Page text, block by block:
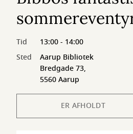
Tid
13:00 - 14:00
Sted
Aarup Bibliotek
Bredgade 73,
5560 Aarup
ER AFHOLDT